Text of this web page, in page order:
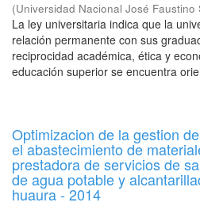
(Universidad Nacional José Faustino
La ley universitaria indica que la
relación permanente con sus
reciprocidad académica, ética y
educación superior se encuentra
Optimizacion de la gestion
el abastecimiento de
prestadora de servicios de
de agua potable y
huaura - 2014